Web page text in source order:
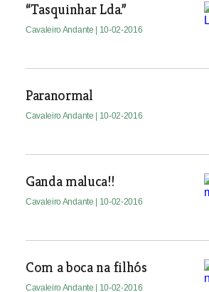
“Tasquinhar Lda.”
Cavaleiro Andante | 10-02-2016
Paranormal
Cavaleiro Andante | 10-02-2016
Ganda maluca!!
Cavaleiro Andante | 10-02-2016
Com a boca na filhós
Cavaleiro Andante | 10-02-2016